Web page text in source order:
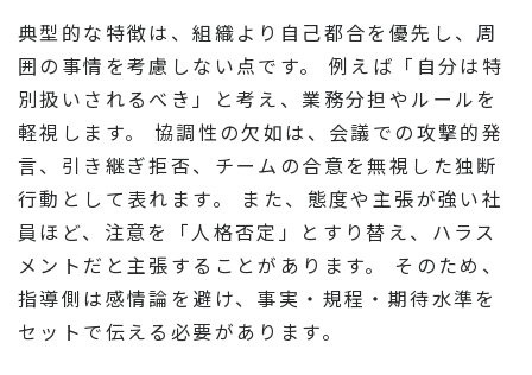
典型的な特徴は、組織より自己都合を優先し、周
囲の事情を考慮しない点です。 例えば「自分は特
別扱いされるべき」と考え、業務分担やルールを
軽視します。 協調性の欠如は、会議での攻撃的発
言、引き継ぎ拒否、チームの合意を無視した独断
行動として表れます。 また、態度や主張が強い社
員ほど、注意を「人格否定」とすり替え、ハラス
メントだと主張することがあります。 そのため、
指導側は感情論を避け、事実・規程・期待水準を
セットで伝える必要があります。